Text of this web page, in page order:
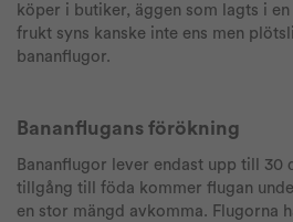
köper i butiker, äggen som lagts i
frukt syns kanske inte ens men
bananflugor.
Bananflugans förökning
Bananflugor lever endast upp till 30
tillgång till föda kommer flugan
en stor mängd avkomma. Flugorna